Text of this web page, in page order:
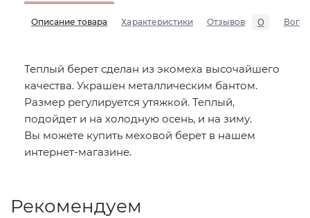
Описание товара Характеристики Отзывов 0
Теплый берет сделан из экомеха высочайшего
качества. Украшен металлическим бантом.
Размер регулируется утяжкой. Теплый,
подойдет и на холодную осень, и на зиму.
Вы можете купить меховой берет в нашем
интернет-магазине.
Рекомендуем